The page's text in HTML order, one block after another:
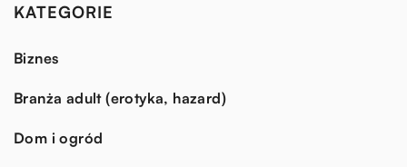
KATEGORIE
Biznes
Branża adult (erotyka, hazard)
Dom i ogród